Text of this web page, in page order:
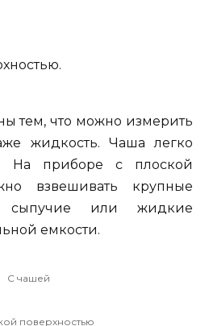
тем, что можно измерить
жидкость. Чаша легко
На приборе с плоской
взвешивать крупные
сыпучие или жидкие
емкости.
С чашей
поверхностью